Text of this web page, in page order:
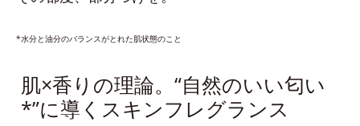
*水分と油分のバランスがとれた肌状態のこと
肌×香りの理論。“自然のいい匂い
*”に導くスキンフレグランス